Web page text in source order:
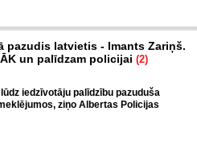
pazudis latvietis - Imants Zariņš.
un palīdzam policijai (2)
iedzīvotāju palīdzību pazuduša
ziņo Albertas Policijas